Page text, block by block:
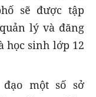
sẽ được tập
lý và đăng
học sinh lớp 12
một số sở